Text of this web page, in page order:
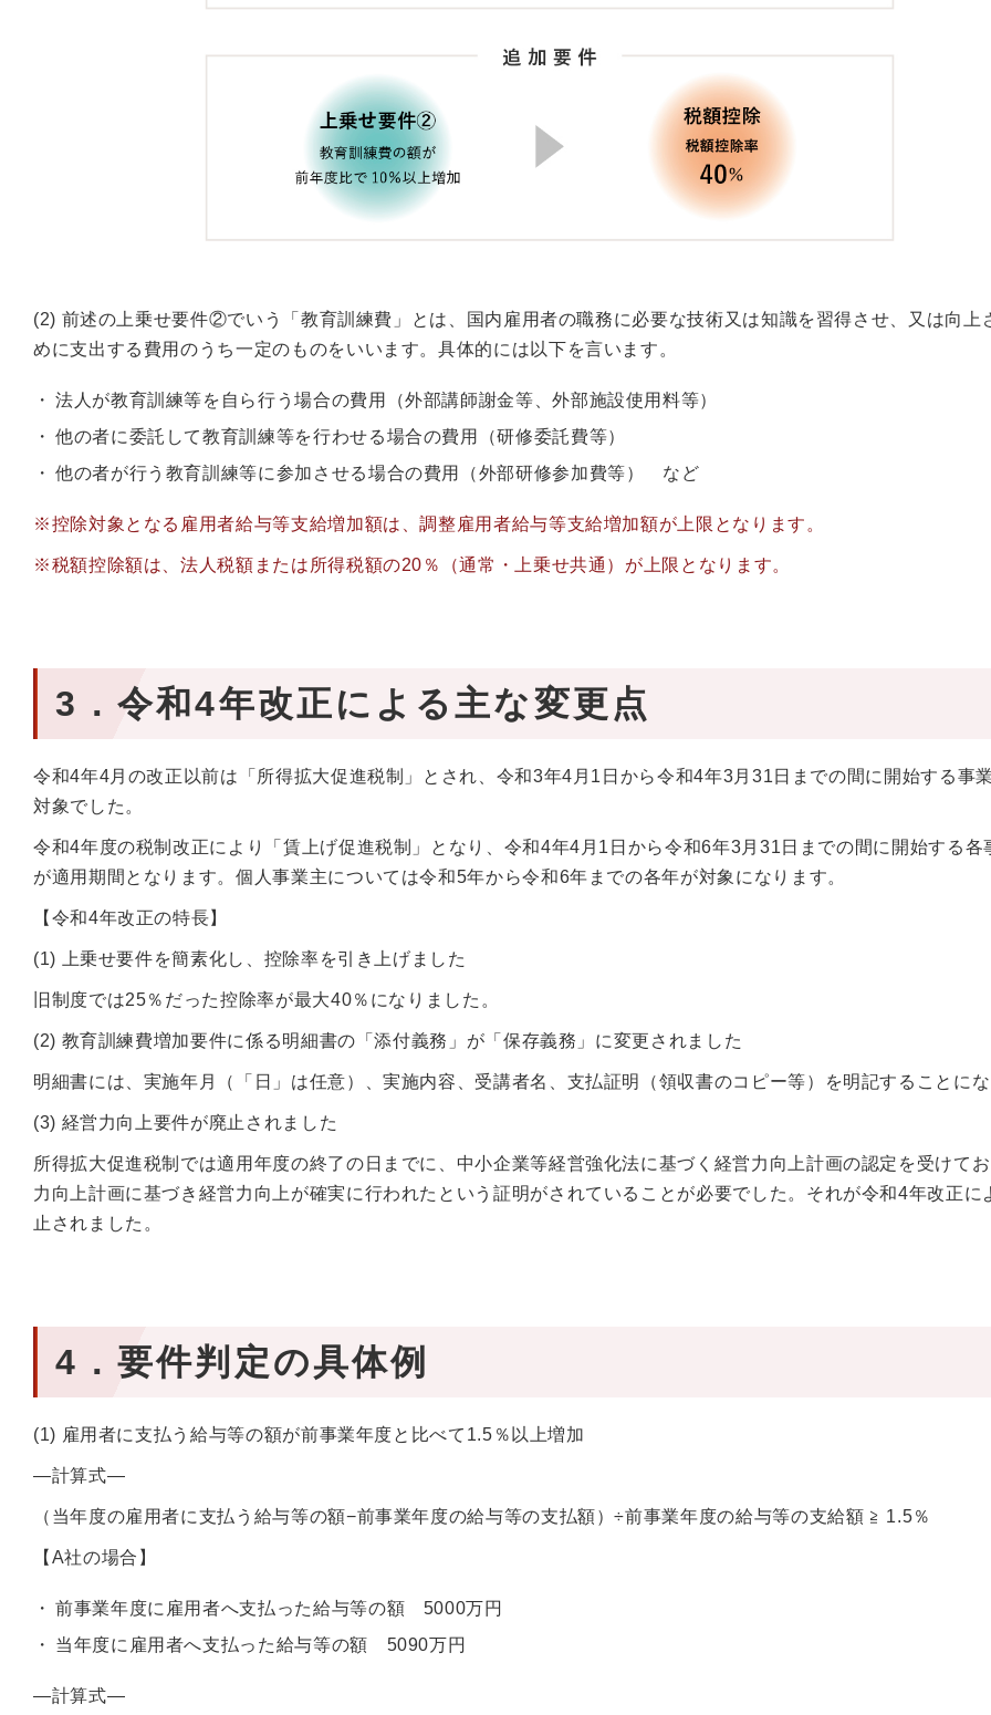
(2) 前述の上乗せ要件②でいう「教育訓練費」とは、国内雇用者の職務に必要な技術又は知識を習得させ、又は向上
めに支出する費用のうち一定のものをいいます。具体的には以下を言います。
法人が教育訓練等を自ら行う場合の費用（外部講師謝金等、外部施設使用料等）
他の者に委託して教育訓練等を行わせる場合の費用（研修委託費等）
他の者が行う教育訓練等に参加させる場合の費用（外部研修参加費等） など
※控除対象となる雇用者給与等支給増加額は、調整雇用者給与等支給増加額が上限となります。
※税額控除額は、法人税額または所得税額の20％（通常・上乗せ共通）が上限となります。
3．令和4年改正による主な変更点
令和4年4月の改正以前は「所得拡大促進税制」とされ、令和3年4月1日から令和4年3月31日までの間に開始する事
対象でした。
令和4年度の税制改正により「賃上げ促進税制」となり、令和4年4月1日から令和6年3月31日までの間に開始する各
が適用期間となります。個人事業主については令和5年から令和6年までの各年が対象になります。
【令和4年改正の特長】
(1) 上乗せ要件を簡素化し、控除率を引き上げました
旧制度では25％だった控除率が最大40％になりました。
(2) 教育訓練費増加要件に係る明細書の「添付義務」が「保存義務」に変更されました
明細書には、実施年月（「日」は任意）、実施内容、受講者名、支払証明（領収書のコピー等）を明記することに
(3) 経営力向上要件が廃止されました
所得拡大促進税制では適用年度の終了の日までに、中小企業等経営強化法に基づく経営力向上計画の認定を受けて
力向上計画に基づき経営力向上が確実に行われたという証明がされていることが必要でした。それが令和4年改正に
止されました。
4．要件判定の具体例
(1) 雇用者に支払う給与等の額が前事業年度と比べて1.5％以上増加
—計算式—
（当年度の雇用者に支払う給与等の額−前事業年度の給与等の支払額）÷前事業年度の給与等の支給額 ≧ 1.5％
【A社の場合】
前事業年度に雇用者へ支払った給与等の額 5000万円
当年度に雇用者へ支払った給与等の額 5090万円
—計算式—